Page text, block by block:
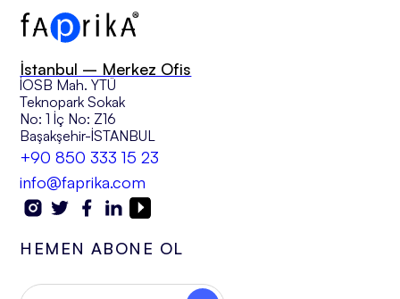
İstanbul – Merkez Ofis
İOSB Mah. YTÜ
Teknopark Sokak
No: 1 İç No: Z16
Başakşehir-İSTANBUL
+90 850 333 15 23
info@faprika.com
HEMEN ABONE OL